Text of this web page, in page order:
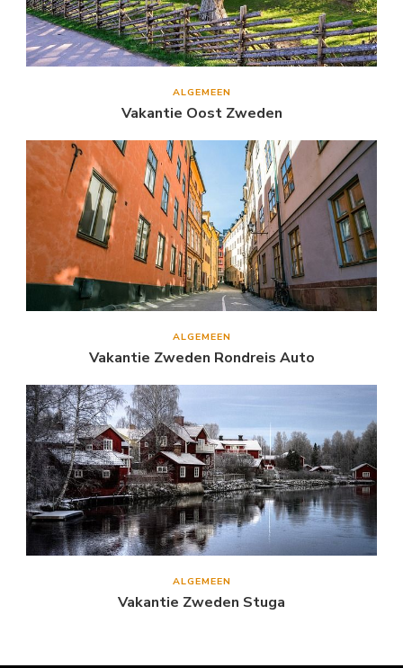
ALGEMEEN
Vakantie Oost Zweden
ALGEMEEN
Vakantie Zweden Rondreis Auto
ALGEMEEN
Vakantie Zweden Stuga